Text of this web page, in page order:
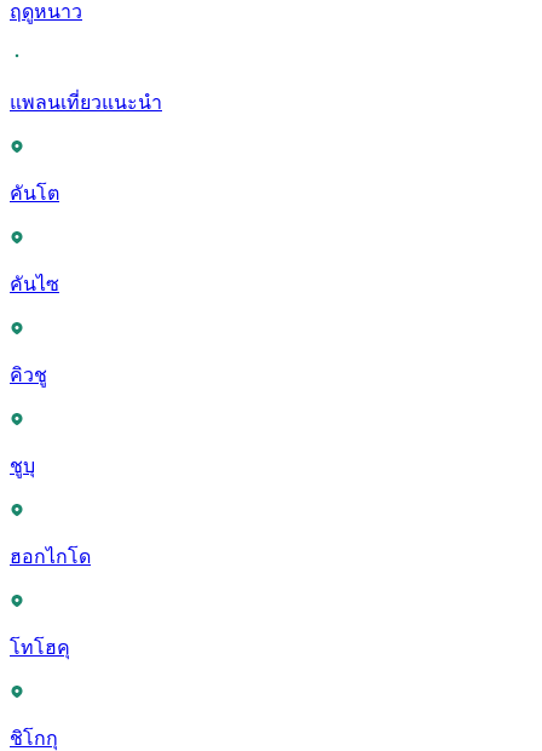
ฤดูหนาว
แพลนเที่ยวแนะนำ
คันโต
คันไซ
คิวชู
ชูบุ
ฮอกไกโด
โทโฮคุ
ชิโกกุ